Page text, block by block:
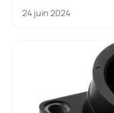
24 juin 2024